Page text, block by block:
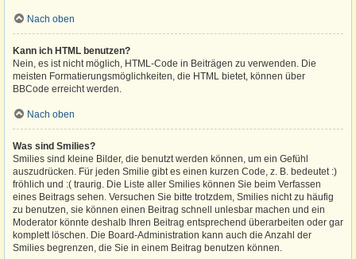
Nach oben
Kann ich HTML benutzen?
Nein, es ist nicht möglich, HTML-Code in Beiträgen zu verwenden. Die
meisten Formatierungsmöglichkeiten, die HTML bietet, können über
BBCode erreicht werden.
Nach oben
Was sind Smilies?
Smilies sind kleine Bilder, die benutzt werden können, um ein Gefühl
auszudrücken. Für jeden Smilie gibt es einen kurzen Code, z. B. bedeutet :)
fröhlich und :( traurig. Die Liste aller Smilies können Sie beim Verfassen
eines Beitrags sehen. Versuchen Sie bitte trotzdem, Smilies nicht zu häufig
zu benutzen, sie können einen Beitrag schnell unlesbar machen und ein
Moderator könnte deshalb Ihren Beitrag entsprechend überarbeiten oder gar
komplett löschen. Die Board-Administration kann auch die Anzahl der
Smilies begrenzen, die Sie in einem Beitrag benutzen können.